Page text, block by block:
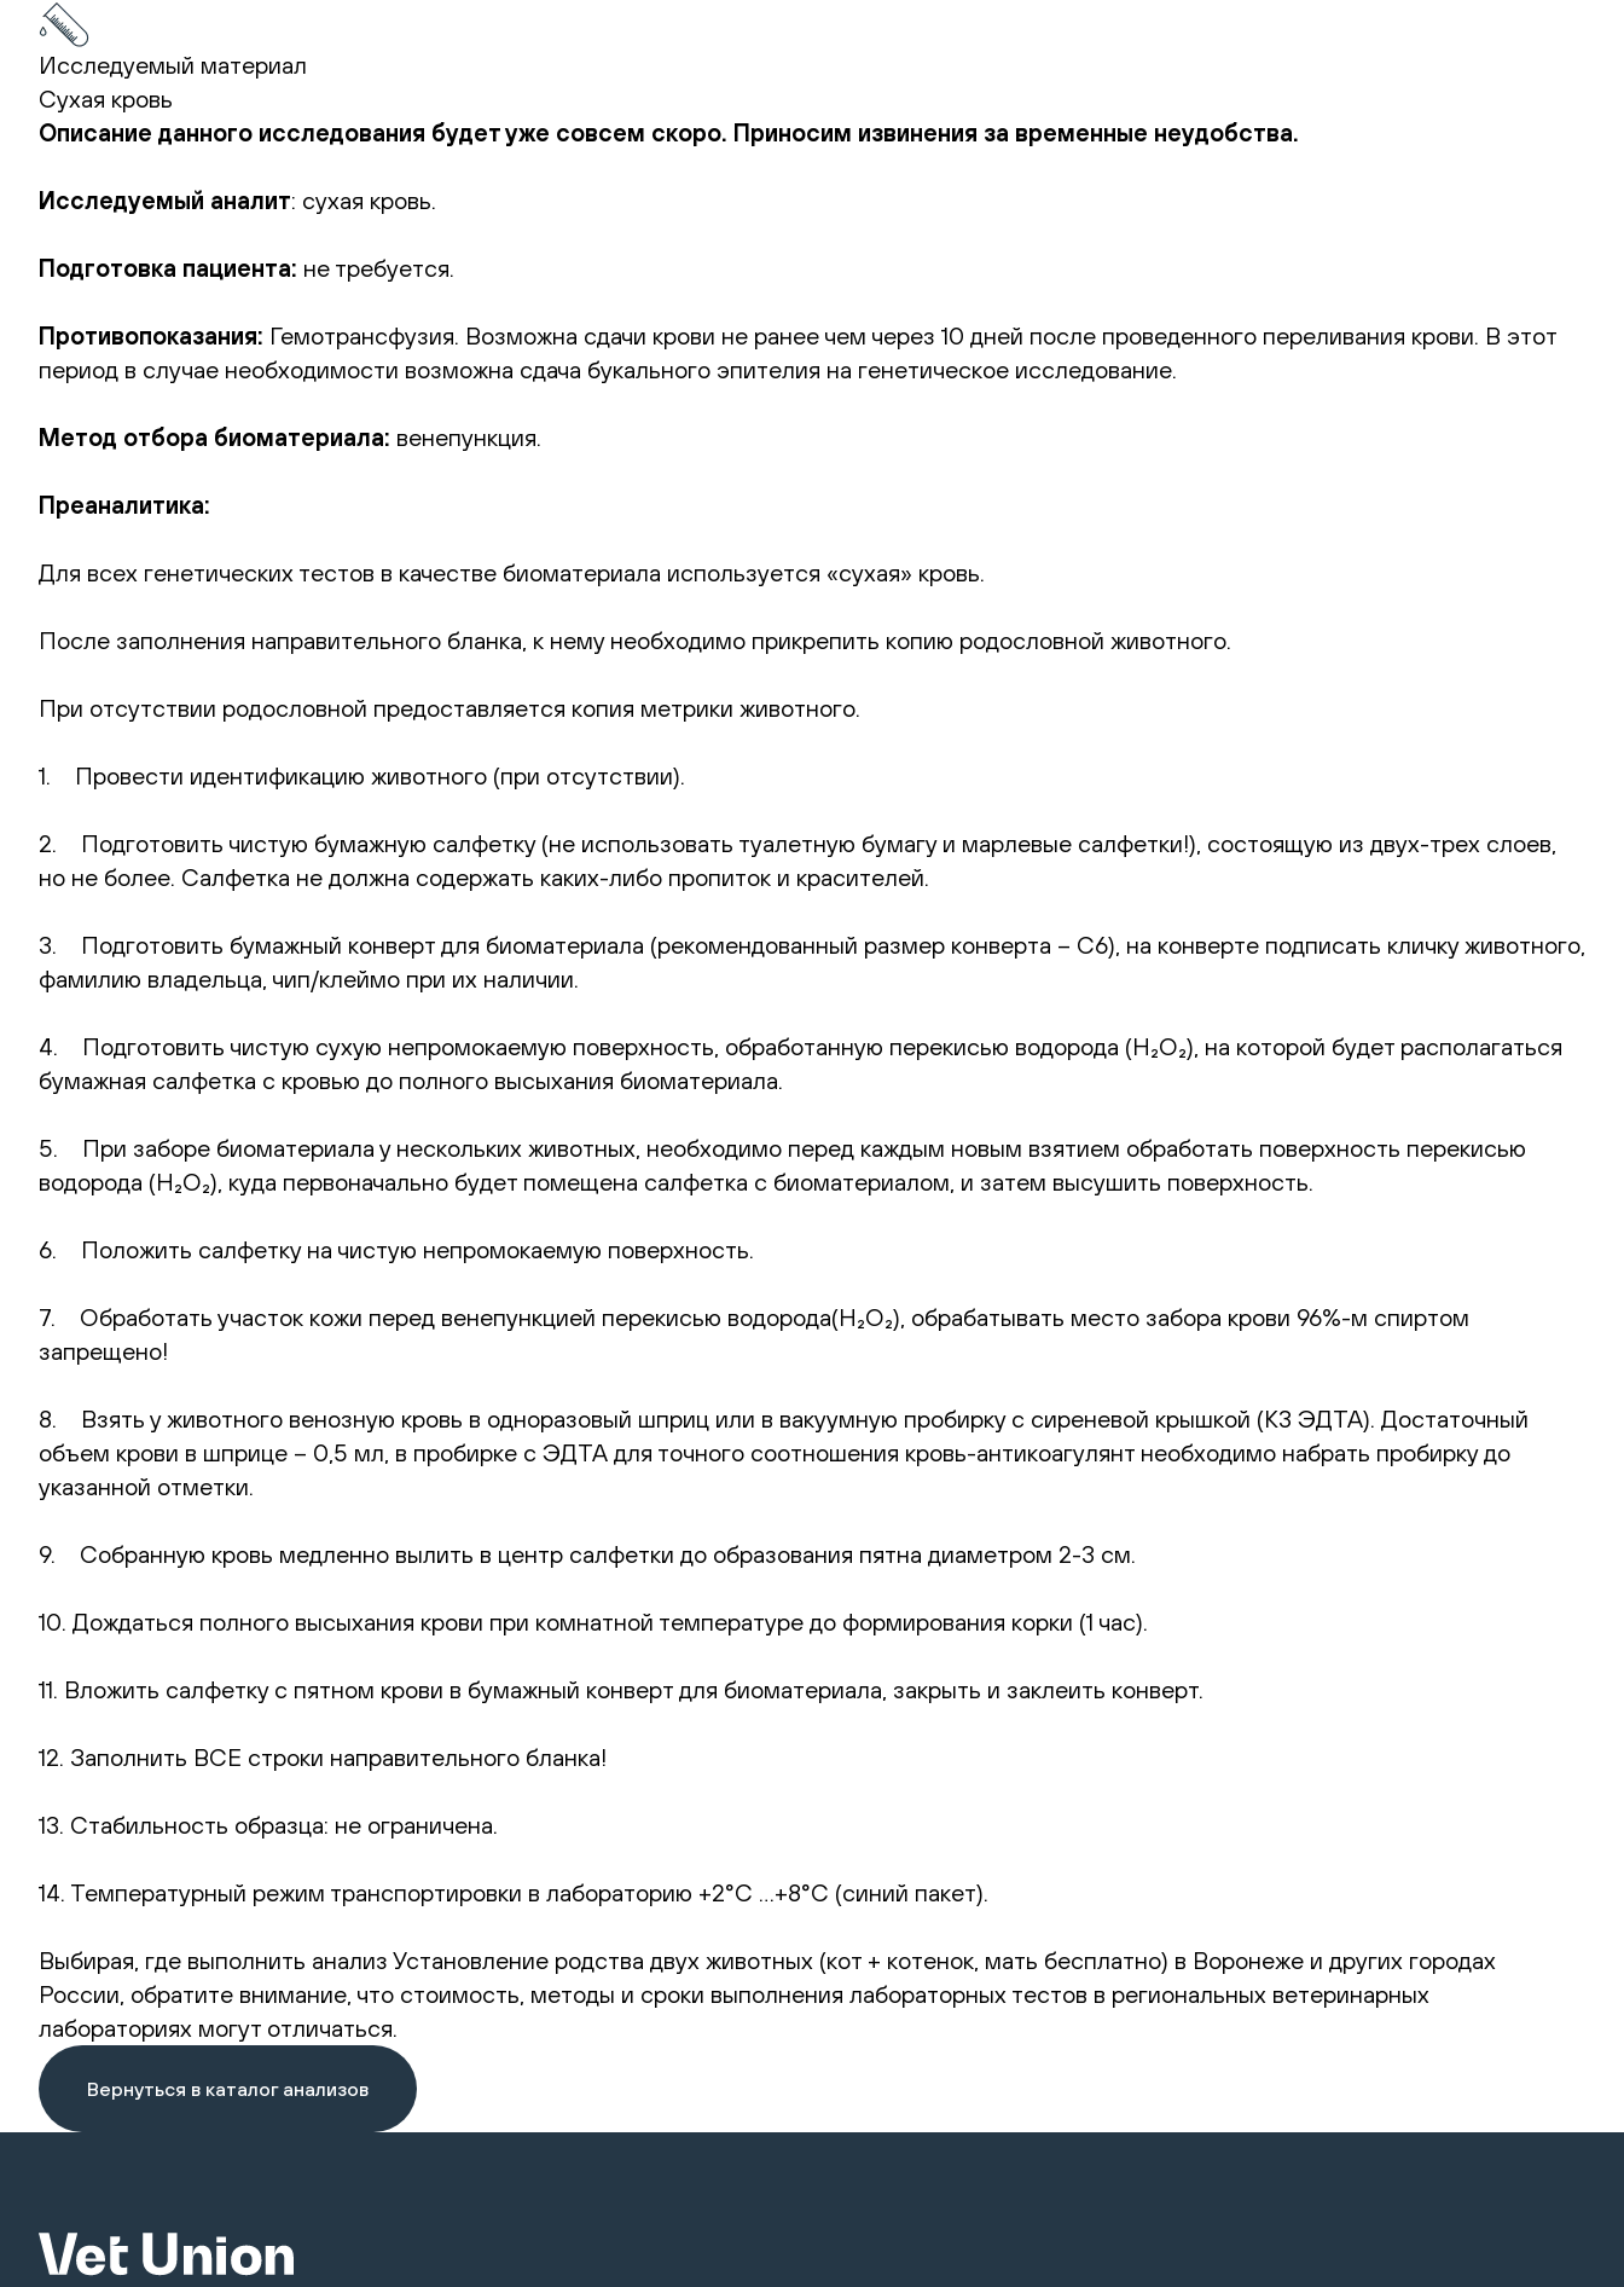
Исследуемый материал
Сухая кровь
Описание данного исследования будет уже совсем скоро. Приносим извинения за временные неудобства.
Исследуемый аналит: сухая кровь.
Подготовка пациента: не требуется.
Противопоказания: Гемотрансфузия. Возможна сдачи крови не ранее чем через 10 дней после проведенного переливания крови. В этот
период в случае необходимости возможна сдача букального эпителия на генетическое исследование.
Метод отбора биоматериала: венепункция.
Преаналитика:
Для всех генетических тестов в качестве биоматериала используется «сухая» кровь.
После заполнения направительного бланка, к нему необходимо прикрепить копию родословной животного.
При отсутствии родословной предоставляется копия метрики животного.
1. Провести идентификацию животного (при отсутствии).
2. Подготовить чистую бумажную салфетку (не использовать туалетную бумагу и марлевые салфетки!), состоящую из двух-трех слоев,
но не более. Салфетка не должна содержать каких-либо пропиток и красителей.
3. Подготовить бумажный конверт для биоматериала (рекомендованный размер конверта – С6), на конверте подписать кличку животного,
фамилию владельца, чип/клеймо при их наличии.
4. Подготовить чистую сухую непромокаемую поверхность, обработанную перекисью водорода (H₂O₂), на которой будет располагаться
бумажная салфетка с кровью до полного высыхания биоматериала.
5. При заборе биоматериала у нескольких животных, необходимо перед каждым новым взятием обработать поверхность перекисью
водорода (H₂O₂), куда первоначально будет помещена салфетка с биоматериалом, и затем высушить поверхность.
6. Положить салфетку на чистую непромокаемую поверхность.
7. Обработать участок кожи перед венепункцией перекисью водорода(H₂O₂), обрабатывать место забора крови 96%-м спиртом
запрещено!
8. Взять у животного венозную кровь в одноразовый шприц или в вакуумную пробирку с сиреневой крышкой (К3 ЭДТА). Достаточный
объем крови в шприце – 0,5 мл, в пробирке с ЭДТА для точного соотношения кровь-антикоагулянт необходимо набрать пробирку до
указанной отметки.
9. Собранную кровь медленно вылить в центр салфетки до образования пятна диаметром 2-3 см.
10. Дождаться полного высыхания крови при комнатной температуре до формирования корки (1 час).
11. Вложить салфетку с пятном крови в бумажный конверт для биоматериала, закрыть и заклеить конверт.
12. Заполнить ВСЕ строки направительного бланка!
13. Стабильность образца: не ограничена.
14. Температурный режим транспортировки в лабораторию +2°С …+8°С (синий пакет).
Выбирая, где выполнить анализ Установление родства двух животных (кот + котенок, мать бесплатно) в Воронеже и других городах
России, обратите внимание, что стоимость, методы и сроки выполнения лабораторных тестов в региональных ветеринарных
лабораториях могут отличаться.
Вернуться в каталог анализов